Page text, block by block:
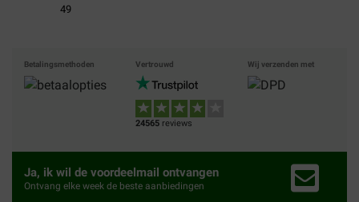
49
Betalingsmethoden Vertrouwd
24565 reviews
Wij verzenden met
Ja, ik wil de voordeelmail ontvangen
Ontvang elke week de beste aanbiedingen